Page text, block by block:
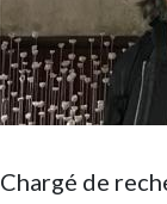
Chargé de